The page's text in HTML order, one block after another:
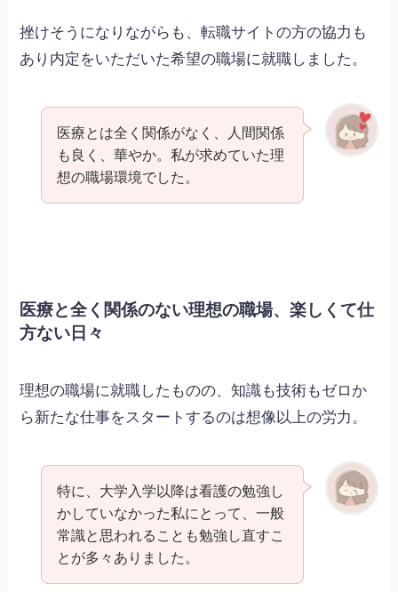
挫けそうになりながらも、転職サイトの方の協力も
あり内定をいただいた希望の職場に就職しました。
医療とは全く関係がなく、人間関係
も良く、華やか。私が求めていた理
想の職場環境でした。
医療と全く関係のない理想の職場、楽しくて仕
方ない日々
理想の職場に就職したものの、知識も技術もゼロか
ら新たな仕事をスタートするのは想像以上の労力。
特に、大学入学以降は看護の勉強し
かしていなかった私にとって、一般
常識と思われることも勉強し直すこ
とが多々ありました。